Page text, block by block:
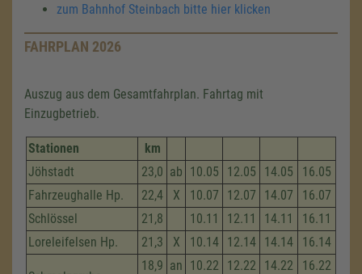
zum Bahnhof Steinbach bitte hier klicken
FAHRPLAN 2026
Auszug aus dem Gesamtfahrplan. Fahrtag mit
Einzugbetrieb.
Stationen
km
Jöhstadt
23,0 ab 10.05 12.05 14.05
16.05
Fahrzeug­halle Hp.
22,4 X 10.07 12.07 14.07
16.07
Schlössel
21,8 10.11 12.11 14.11
16.11
Loreleifelsen Hp.
21,3 X 10.14 12.14 14.14 16.14
18,9 an 10.22 12.22 14.22
16.22